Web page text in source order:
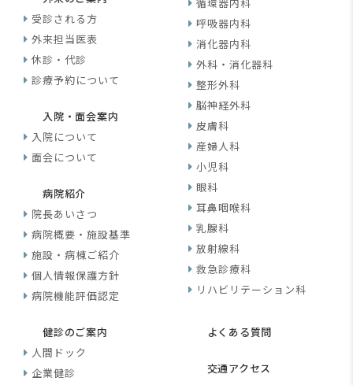
受診される方
外来担当医表
休診・代診
診療予約について
入院・面会案内
入院について
面会について
病院紹介
院長あいさつ
病院概要・施設基準
施設・病棟ご紹介
個人情報保護方針
病院機能評価認定
呼吸器内科
消化器内科
外科・消化器科
整形外科
脳神経外科
皮膚科
産婦人科
小児科
眼科
耳鼻咽喉科
乳腺科
放射線科
救急診療科
リハビリテーション科
健診のご案内
人間ドック
企業健診
よくある質問
交通アクセス